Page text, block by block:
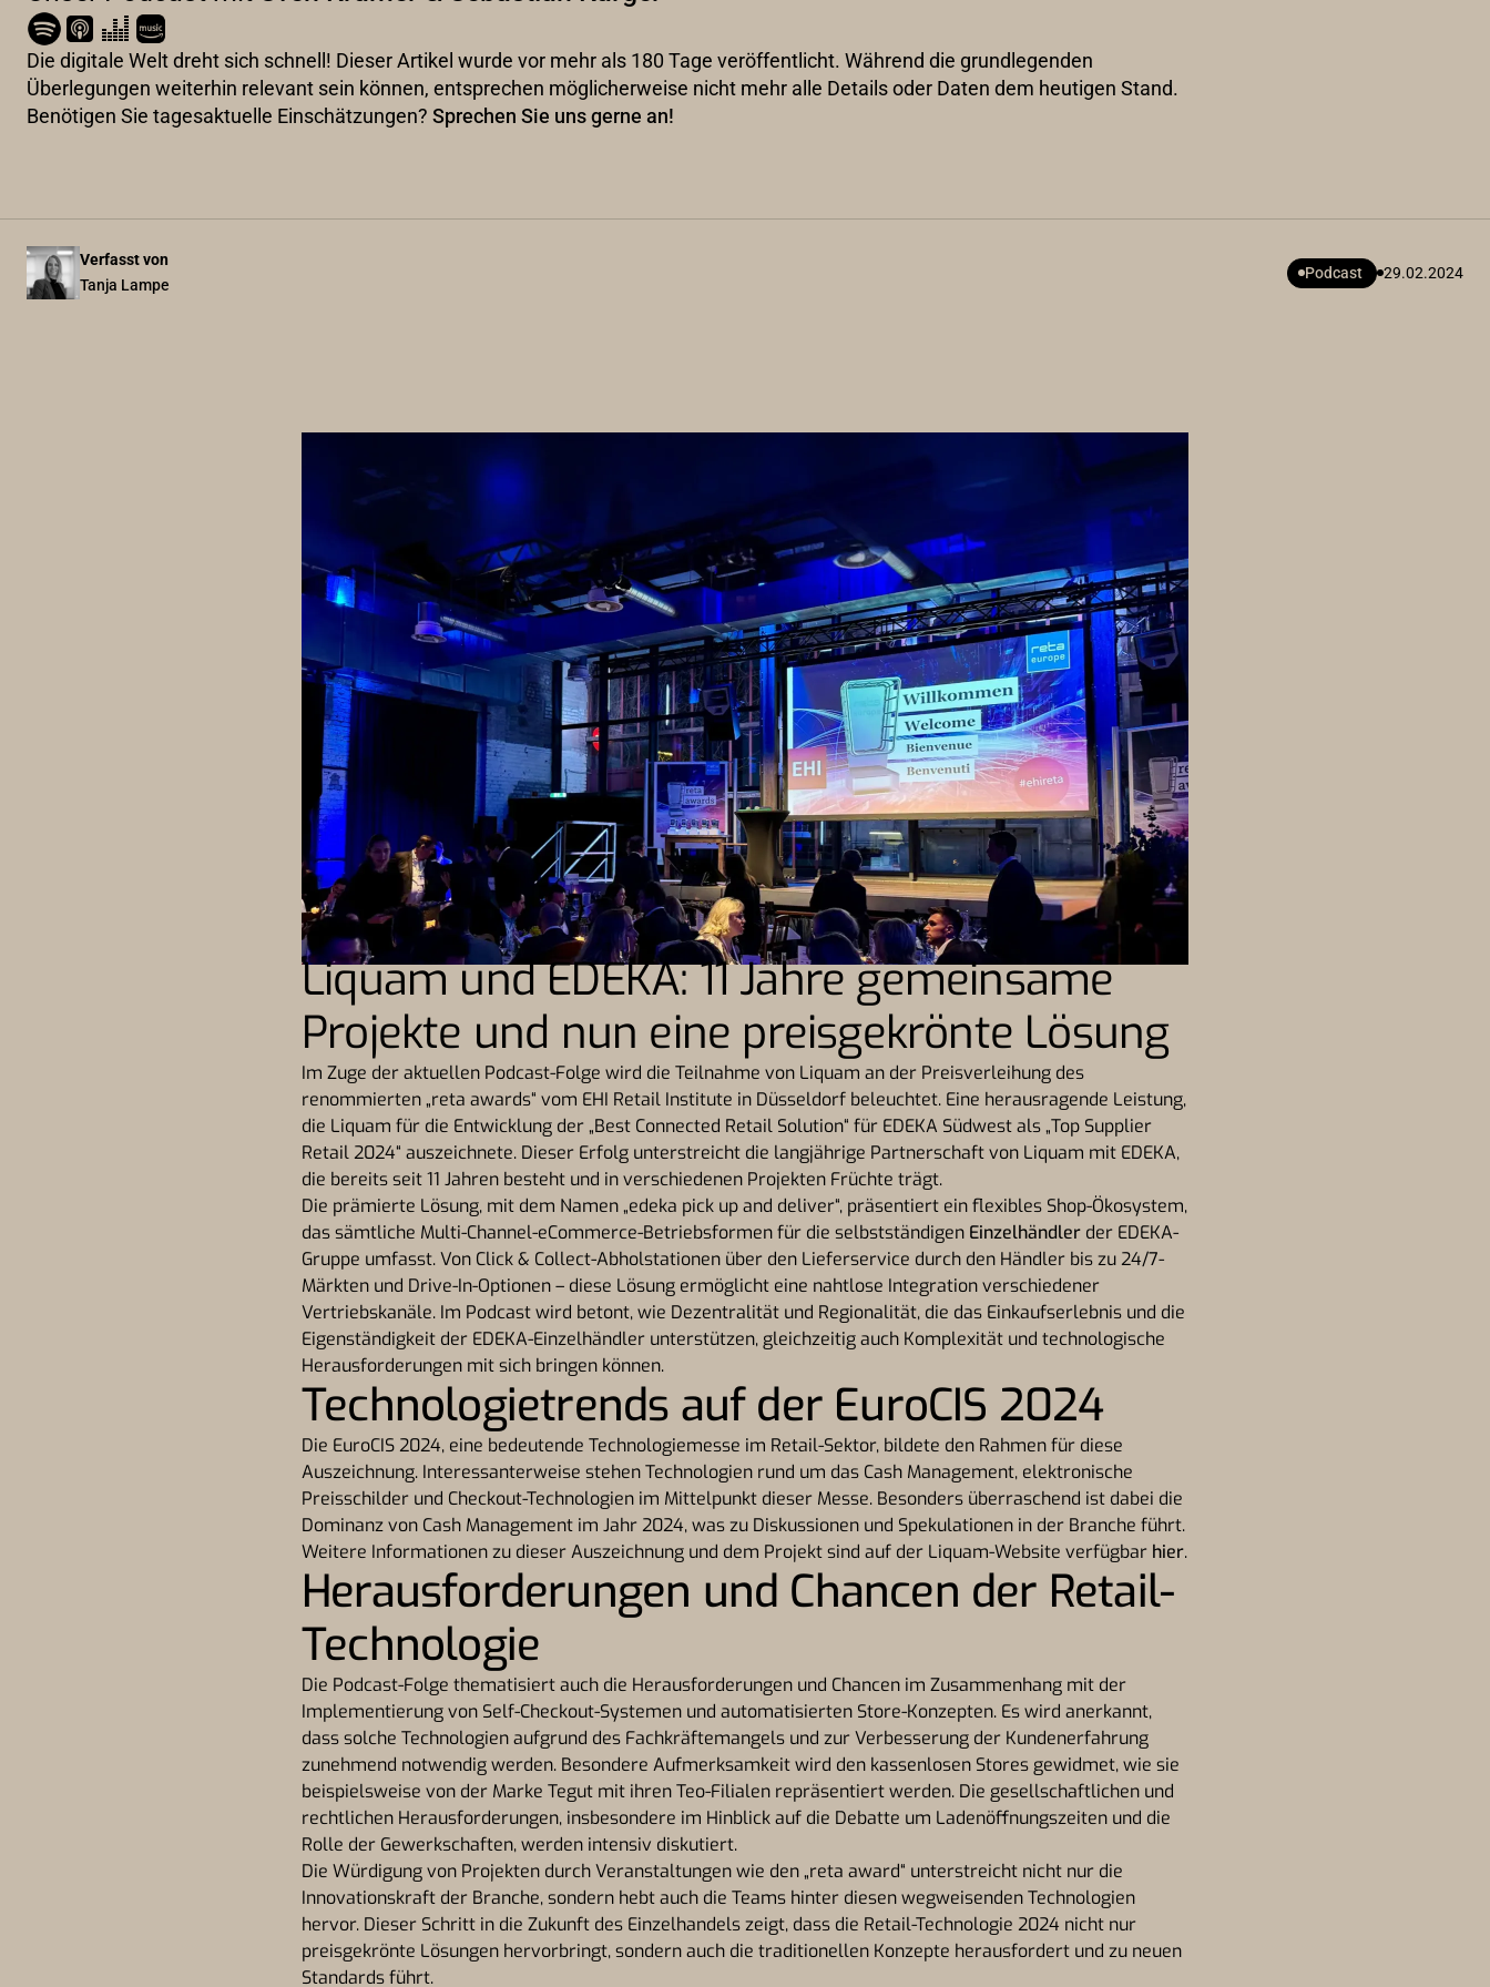
Die digitale Welt dreht sich schnell! Dieser Artikel wurde vor mehr als 180 Tage veröffentlicht. Während die grundlegenden
Überlegungen weiterhin relevant sein können, entsprechen möglicherweise nicht mehr alle Details oder Daten dem heutigen Stand.
Benötigen Sie tagesaktuelle Einschätzungen? Sprechen Sie uns gerne an!
Verfasst von
Tanja Lampe
Podcast 29.02.2024
Liquam und EDEKA: 11 Jahre gemeinsame
Projekte und nun eine preisgekrönte Lösung
Im Zuge der aktuellen Podcast-Folge wird die Teilnahme von Liquam an der Preisverleihung des
renommierten „reta awards“ vom EHI Retail Institute in Düsseldorf beleuchtet. Eine herausragende Leistung,
die Liquam für die Entwicklung der „Best Connected Retail Solution“ für EDEKA Südwest als „Top Supplier
Retail 2024“ auszeichnete. Dieser Erfolg unterstreicht die langjährige Partnerschaft von Liquam mit EDEKA,
die bereits seit 11 Jahren besteht und in verschiedenen Projekten Früchte trägt.
Die prämierte Lösung, mit dem Namen „edeka pick up and deliver“, präsentiert ein flexibles Shop-Ökosystem,
das sämtliche Multi-Channel-eCommerce-Betriebsformen für die selbstständigen Einzelhändler der EDEKA-
Gruppe umfasst. Von Click & Collect-Abholstationen über den Lieferservice durch den Händler bis zu 24/7-
Märkten und Drive-In-Optionen – diese Lösung ermöglicht eine nahtlose Integration verschiedener
Vertriebskanäle. Im Podcast wird betont, wie Dezentralität und Regionalität, die das Einkaufserlebnis und die
Eigenständigkeit der EDEKA-Einzelhändler unterstützen, gleichzeitig auch Komplexität und technologische
Herausforderungen mit sich bringen können.
Technologietrends auf der EuroCIS 2024
Die EuroCIS 2024, eine bedeutende Technologiemesse im Retail-Sektor, bildete den Rahmen für diese
Auszeichnung. Interessanterweise stehen Technologien rund um das Cash Management, elektronische
Preisschilder und Checkout-Technologien im Mittelpunkt dieser Messe. Besonders überraschend ist dabei die
Dominanz von Cash Management im Jahr 2024, was zu Diskussionen und Spekulationen in der Branche führt.
Weitere Informationen zu dieser Auszeichnung und dem Projekt sind auf der Liquam-Website verfügbar hier.
Herausforderungen und Chancen der Retail-
Technologie
Die Podcast-Folge thematisiert auch die Herausforderungen und Chancen im Zusammenhang mit der
Implementierung von Self-Checkout-Systemen und automatisierten Store-Konzepten. Es wird anerkannt,
dass solche Technologien aufgrund des Fachkräftemangels und zur Verbesserung der Kundenerfahrung
zunehmend notwendig werden. Besondere Aufmerksamkeit wird den kassenlosen Stores gewidmet, wie sie
beispielsweise von der Marke Tegut mit ihren Teo-Filialen repräsentiert werden. Die gesellschaftlichen und
rechtlichen Herausforderungen, insbesondere im Hinblick auf die Debatte um Ladenöffnungszeiten und die
Rolle der Gewerkschaften, werden intensiv diskutiert.
Die Würdigung von Projekten durch Veranstaltungen wie den „reta award“ unterstreicht nicht nur die
Innovationskraft der Branche, sondern hebt auch die Teams hinter diesen wegweisenden Technologien
hervor. Dieser Schritt in die Zukunft des Einzelhandels zeigt, dass die Retail-Technologie 2024 nicht nur
preisgekrönte Lösungen hervorbringt, sondern auch die traditionellen Konzepte herausfordert und zu neuen
Standards führt.